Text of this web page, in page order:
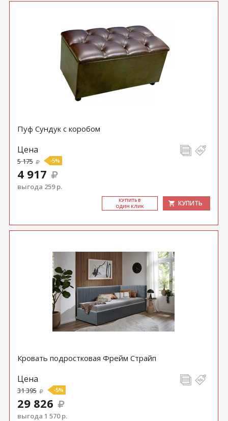
Пуф Сундук с коробом
Цена
5 175 -5%
4 917
выгода 259 р.
КУ­ПИТЬ В
ОДИН КЛИК
КУПИТЬ
Кровать подростковая Фрейм Страйп
Цена
31 395 -5%
29 826
выгода 1 570 р.